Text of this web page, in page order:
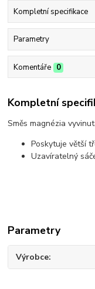
Kompletní specifikace
Parametry
Komentáře 0
Kompletní
Směs magnézia
Poskytuje větší
Uzavíratelný
Parametry
Výrobce